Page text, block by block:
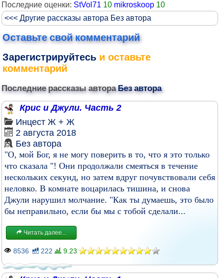
Последние оценки: StVol71 10 mikroskoop 10
<<< Другие рассказы автора Без автора
Оставьте свой комментарий
Зарегистрируйтесь и оставьте
комментарий
Последние рассказы автораБез автора
Крис и Джули. Часть 2
Инцест Ж + Ж
2 августа 2018
Без автора
"О, мой Бог, я не могу поверить в то, что я это только
что сказала "! Они продолжали смеяться в течение
нескольких секунд, но затем вдруг почувствовали себя
неловко. В комнате воцарилась тишина, и снова
Джули нарушил молчание. "Как ты думаешь, это было
бы неправильно, если бы мы с тобой сделали...
Читать далее...
8536 222 9.23